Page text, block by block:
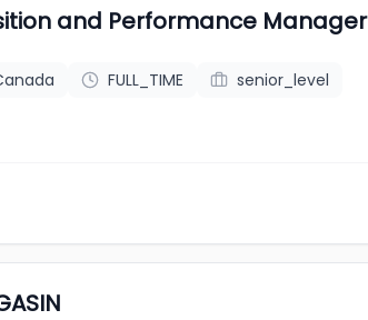
and Performance Manager
FULL_TIME senior_level